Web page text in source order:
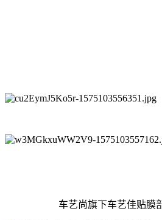
车艺尚旗下车艺佳贴膜